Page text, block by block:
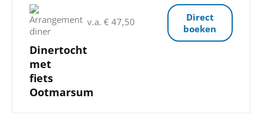
Dinertocht
met
fiets
Ootmarsum
v.a. € 47,50
Direct
boeken